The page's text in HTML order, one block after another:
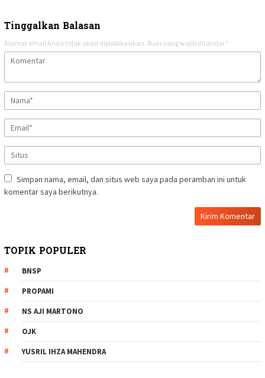
Tinggalkan Balasan
Alamat email Anda tidak akan dipublikasikan. Ruas yang wajib ditandai *
Simpan nama, email, dan situs web saya pada peramban ini untuk
komentar saya berikutnya.
TOPIK POPULER
BNSP
PROPAMI
NS AJI MARTONO
OJK
YUSRIL IHZA MAHENDRA